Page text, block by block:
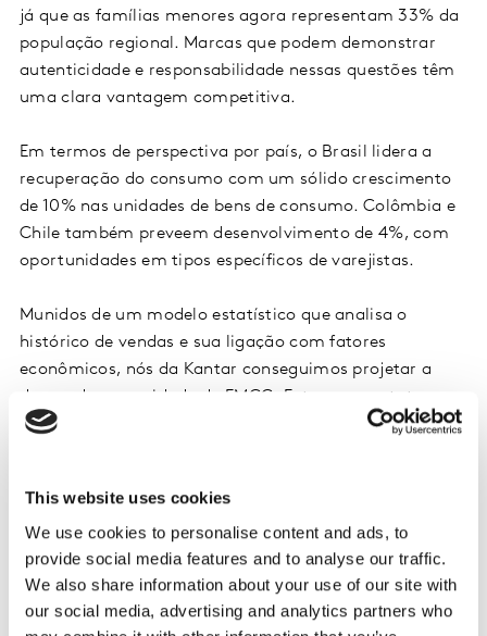
This website uses cookies
We use cookies to personalise content and ads, to
provide social media features and to analyse our traffic.
We also share information about your use of our site with
our social media, advertising and analytics partners who
já que as famílias menores agora representam 33% da
população regional. Marcas que podem demonstrar
autenticidade e responsabilidade nessas questões têm
uma clara vantagem competitiva.
Em termos de perspectiva por país, o Brasil lidera a
recuperação do consumo com um sólido crescimento
de 10% nas unidades de bens de consumo. Colômbia e
Chile também preveem desenvolvimento de 4%, com
oportunidades em tipos específicos de varejistas.
Munidos de um modelo estatístico que analisa o
histórico de vendas e sua ligação com fatores
econômicos, nós da Kantar conseguimos projetar a
demanda por unidade de FMCG. Entre em contato
conosco para entender essas tendências de mercado
Quero me aprofundar neste tema:Relatório em Inglês